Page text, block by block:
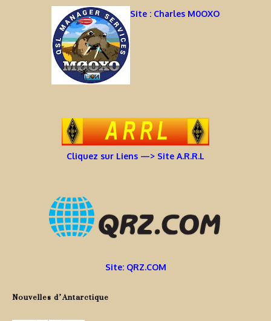
Site : Charles M0OXO
Cliquez sur Liens —> Site A.R.R.L
Site: QRZ.COM
Nouvelles d’Antarctique